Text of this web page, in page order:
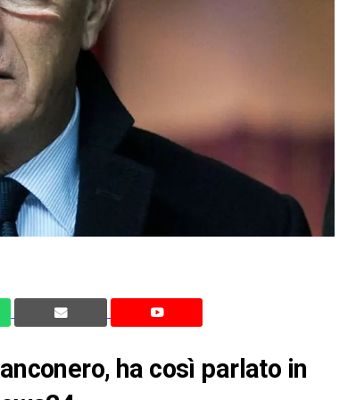
ha così parlato in